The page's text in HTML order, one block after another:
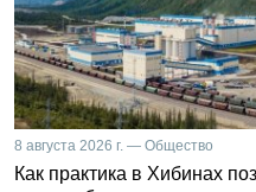
8 августа 2026 г. — Общество
Как практика в Хибинах